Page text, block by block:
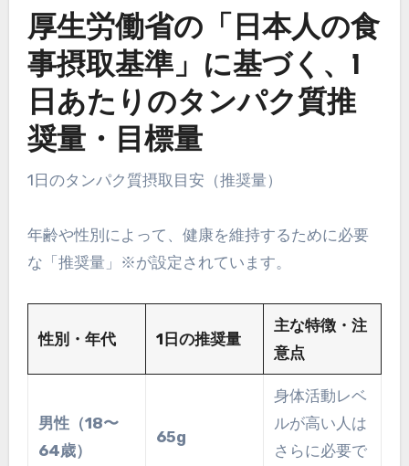
厚生労働省の「日本人の食
事摂取基準」に基づく、1
日あたりのタンパク質推
奨量・目標量
1日のタンパク質摂取目安（推奨量）
年齢や性別によって、健康を維持するために必要
な「推奨量」※が設定されています。
性別・年代 1日の推奨量
主な特徴・注
意点
男性（18〜
64歳）
65g
身体活動レベ
ルが高い人は
さらに必要で